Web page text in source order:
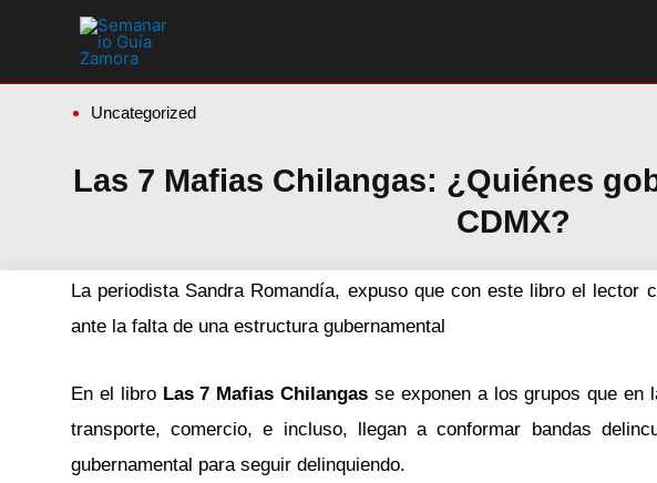
Uncategorized
Las 7 Mafias Chilangas: ¿Quiénes
CDMX?
La periodista Sandra Romandía, expuso que con este libro el lector
ante la falta de una estructura gubernamental
En el libro Las 7 Mafias Chilangas se exponen a los grupos que en
transporte, comercio, e incluso, llegan a conformar bandas
gubernamental para seguir delinquiendo.